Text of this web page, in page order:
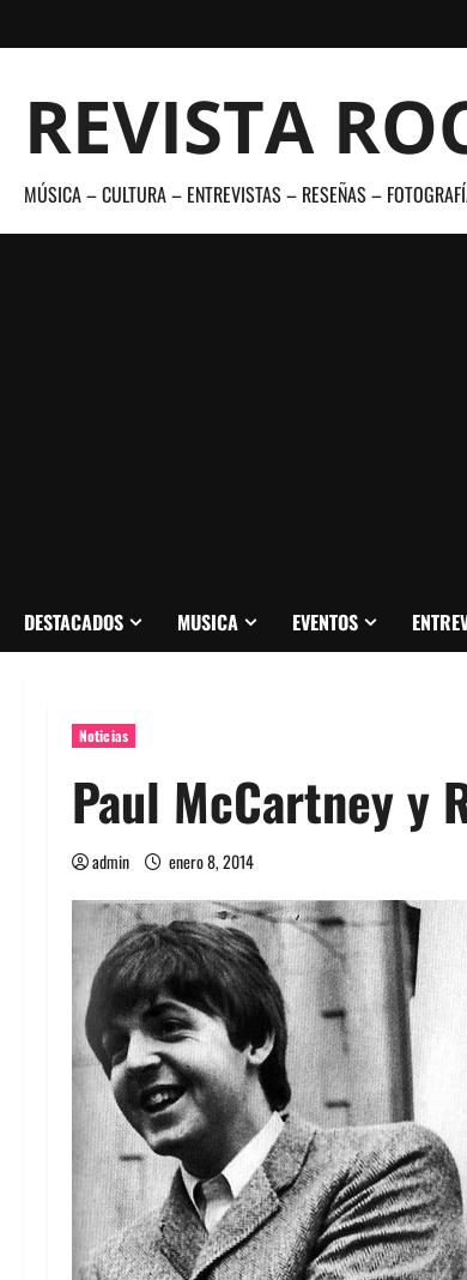
al
REVISTA
MÚSICA – CULTURA – ENTREVISTAS – RESEÑAS –
DESTACADOS MUSICA EVENTOS
Noticias
Paul McCartney y
admin enero 8, 2014